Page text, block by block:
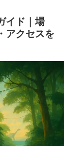
イド｜場
アクセスを